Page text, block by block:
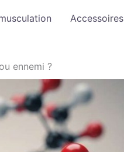
Accessoires
ennemi ?